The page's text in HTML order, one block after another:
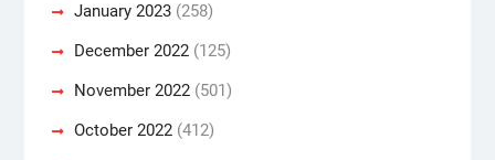
January 2023(258)
December 2022(125)
November 2022(501)
October 2022(412)